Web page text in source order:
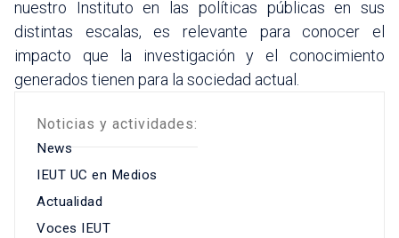
nuestro Instituto en las políticas públicas en sus
distintas escalas, es relevante para conocer el
impacto que la investigación y el conocimiento
generados tienen para la sociedad actual.
Noticias y actividades:
News
IEUT UC en Medios
Actualidad
Voces IEUT